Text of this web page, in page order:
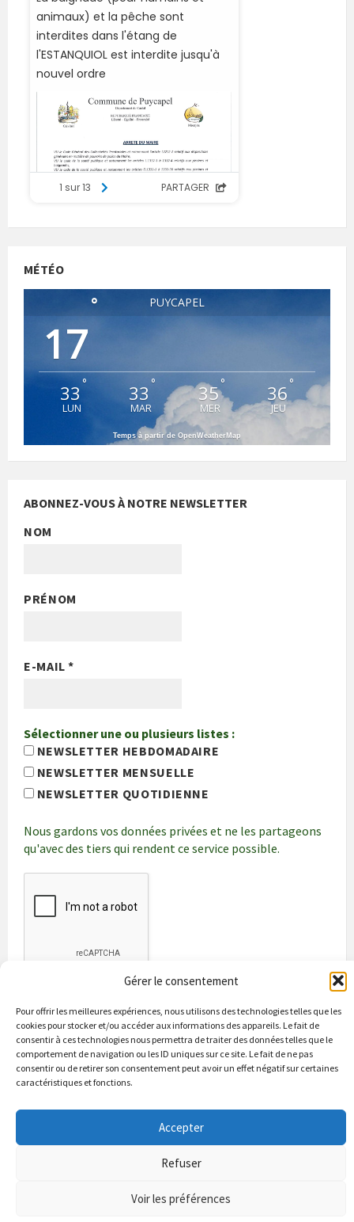
Gérer le consentement
Pour offrir les meilleures expériences, nous utilisons des technologies telles que les
cookies pour stocker et/ou accéder aux informations des appareils. Le fait de
consentir à ces technologies nous permettra de traiter des données telles que le
comportement de navigation ou les ID uniques sur ce site. Le fait de ne pas
consentir ou de retirer son consentement peut avoir un effet négatif sur certaines
caractéristiques et fonctions.
Accepter
Refuser
Voir les préférences
MÉTÉO
PUYCAPEL
17
°
33 °
LUN
33 °
MAR
35°
MER
36 °
JEU
Temps à partir de OpenWeatherMap
ABONNEZ-VOUS À NOTRE NEWSLETTER
NOM
PRÉNOM
E-MAIL*
Sélectionner une ou plusieurs listes :
NEWSLETTER HEBDOMADAIRE
NEWSLETTER MENSUELLE
NEWSLETTER QUOTIDIENNE
Nous gardons vos données privées et ne les partageons
qu'avec des tiers qui rendent ce service possible.
Les bonnes adresses
© 2026 Site officiel de la commune de Puycapel dans le Cantal
Conformité à la loi RGPD
Puycapel.fr utilise des cookies pour améliorer les performance et
votre usage du site web. nous présumons de votre accord pour